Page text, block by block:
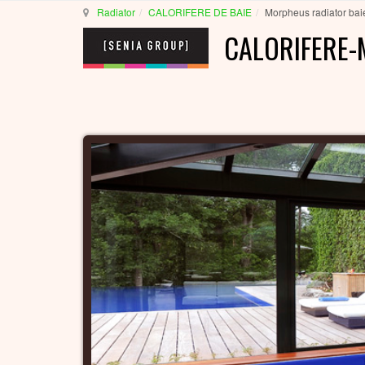
Radiator CALORIFERE DE BAIE Morpheus radiator